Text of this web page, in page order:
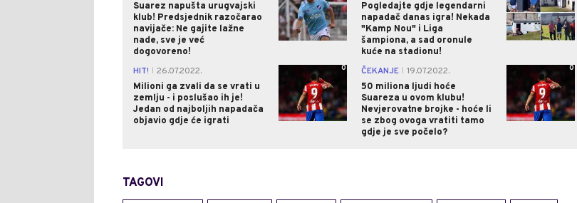
Suarez napušta urugvajski
klub! Predsjednik razočarao
navijače: Ne gajite lažne
nade, sve je već
dogovoreno!
Pogledajte gdje legendarni
napadač danas igra! Nekada
"Kamp Nou" i Liga
šampiona, a sad oronule
kuće na stadionu!
HIT!
26.07.2022.
Milioni ga zvali da se vrati u
zemlju - i poslušao ih je!
Jedan od najboljih napadača
objavio gdje će igrati
0 ČEKANJE
19.07.2022.
50 miliona ljudi hoće
Suareza u ovom klubu!
Nevjerovatne brojke - hoće li
se zbog ovoga vratiti tamo
gdje je sve počelo?
0
TAGOVI